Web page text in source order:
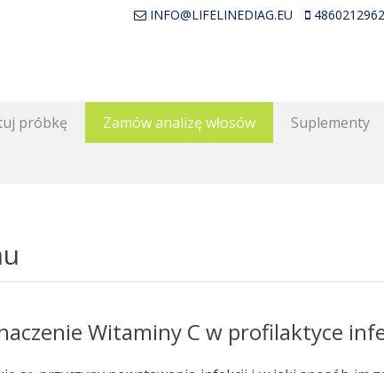
INFO@LIFELINEDIAG.EU
próbkę Zamów analizę włosów Suplementy
Witaminy C w profilaktyce